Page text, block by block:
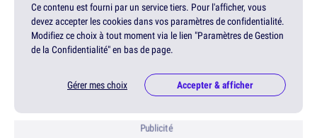
Ce contenu est fourni par un service tiers. Pour l'afficher, vous
devez accepter les cookies dans vos paramètres de confidentialité.
Modifiez ce choix à tout moment via le lien "Paramètres de Gestion
de la Confidentialité" en bas de page.
Gérer mes choix Accepter & afficher
Publicité